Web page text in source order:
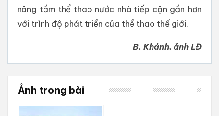
nâng tầm thể thao nước nhà tiếp cận gần hơn
với trình độ phát triển của thể thao thế giới.
B. Khánh, ảnh LĐ
Ảnh trong bài